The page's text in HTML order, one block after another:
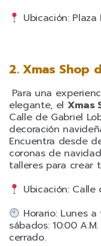
Ubicación: Plaza
2. Xmas Shop
Para una
elegante, el Xmas
Calle de Gabriel
decoración
Encuentra desde
coronas de
talleres para crear
Ubicación: Calle
Horario: Lunes a
sábados: 10:00
cerrado.